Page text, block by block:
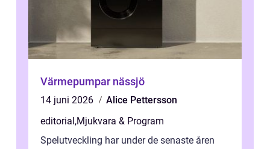
Värmepumpar nässjö
14 juni 2026
Alice Pettersson
editorial ,Mjukvara & Program
Spelutveckling har under de senaste åren